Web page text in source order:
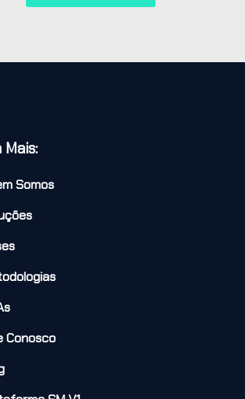
Mais:
Somos
Conosco